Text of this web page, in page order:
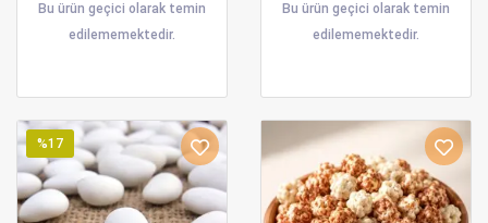
Bu ürün geçici olarak temin
edilememektedir.
Bu ürün geçici olarak temin
edilememektedir.
%17